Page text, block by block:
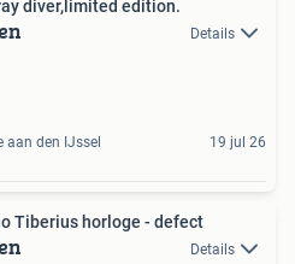
diver,limited edition.
Details
aan den IJssel 19 jul 26
Tiberius horloge - defect
Details